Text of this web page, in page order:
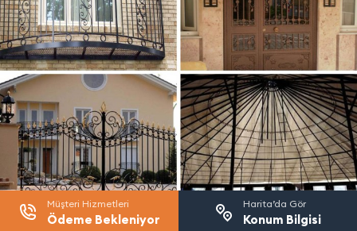
Müşteri Hizmetleri
Ödeme Bekleniyor
Harita’da Gör
Konum Bilgisi